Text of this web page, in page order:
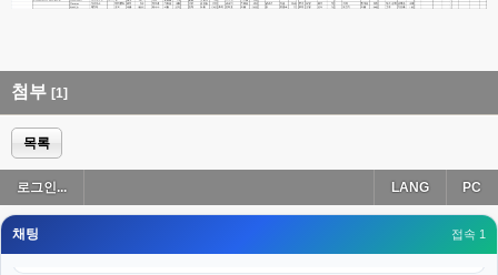
첨부 [1]
목록
로그인... PC
LANG
채팅 접속 1
밑에 일반웹게임이 더있었네요
아 이제 2로 돌아왔군요
esils 00:19
다 펼쳐두면 너무길어서 ..
esils 00:19
모바일로 보는데도 좀 불편하더라구요
고게임77 00:19
아 ㅋㅋ 내일도 심심하면 들리겠습니다. 벌써 12시가 넘었었네요